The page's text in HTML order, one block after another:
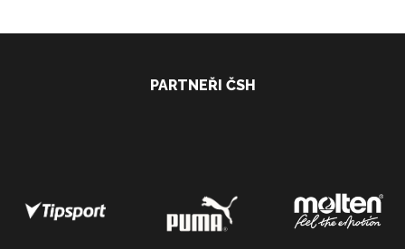
PARTNEŘI ČSH